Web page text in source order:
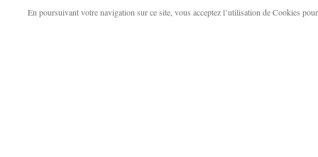
En poursuivant votre navigation sur ce site, vous acceptez l’utilisation de Cookies